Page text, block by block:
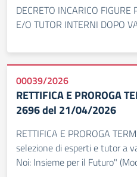
DECRETO INCARICO FIGURE
E/O TUTOR INTERNI DOPO
00039/2026
RETTIFICA E PROROGA
2696 del 21/04/2026
RETTIFICA E PROROGA
selezione di esperti e tutor a
Noi: Insieme per il Futuro"